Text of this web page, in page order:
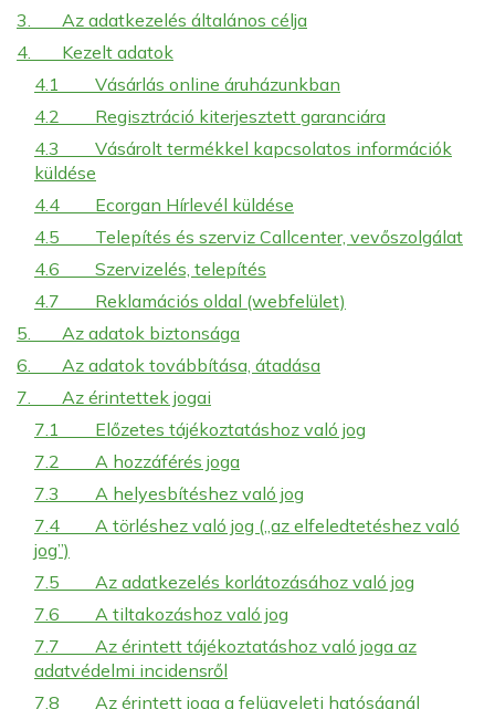
3.
Az adatkezelés általános célja
4.
Kezelt adatok
4.1
Vásárlás online áruházunkban
4.2
Regisztráció kiterjesztett garanciára
4.3
Vásárolt termékkel kapcsolatos információk
küldése
4.4
Ecorgan Hírlevél küldése
4.5
Telepítés és szerviz Callcenter, vevőszolgálat
4.6
Szervizelés, telepítés
4.7
Reklamációs oldal (webfelület)
5.
Az adatok biztonsága
6.
Az adatok továbbítása, átadása
7.
Az érintettek jogai
7.1
Előzetes tájékoztatáshoz való jog
7.2
A hozzáférés joga
7.3
A helyesbítéshez való jog
7.4
A törléshez való jog („az elfeledtetéshez való
jog”)
7.5
Az adatkezelés korlátozásához való jog
7.6
A tiltakozáshoz való jog
7.7
Az érintett tájékoztatáshoz való joga az
adatvédelmi incidensről
7.8
Az érintett joga a felügyeleti hatóságnál